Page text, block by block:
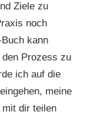
RICHTIGE
JOURNAL
Ziele zu
noch
kann
Prozess zu
ich auf die
meine
mit dir teilen